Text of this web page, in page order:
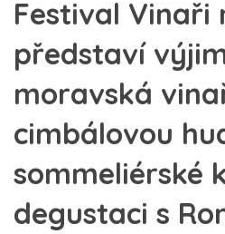
Festival Vinaři
představí
moravská
cimbálovou
sommeliérské
degustaci s